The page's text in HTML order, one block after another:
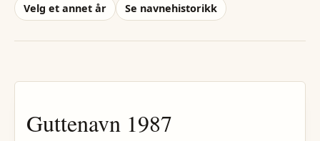
Velg et annet år Se navnehistorikk
Guttenavn 1987